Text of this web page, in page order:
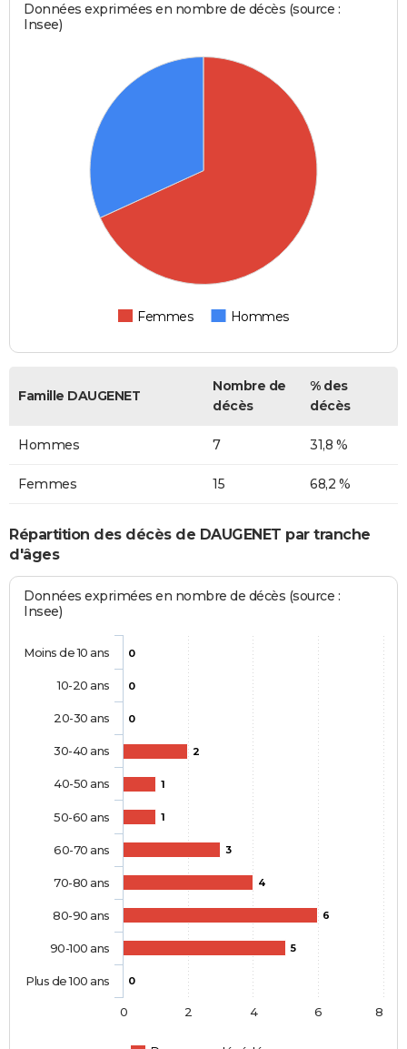
Données exprimées en nombre de décès (source :
Insee)
Femmes Hommes
Famille DAUGENET
Nombre de
décès
% des
décès
Hommes 7 31,8 %
Femmes 15 68,2 %
Répartition des décès de DAUGENET par tranche
d'âges
Données exprimées en nombre de décès (source :
Insee)
0
0
0
2
1
1
3
4
6
5
0
Moins de 10 ans
10-20 ans
20-30 ans
30-40 ans
40-50 ans
50-60 ans
60-70 ans
70-80 ans
80-90 ans
90-100 ans
Plus de 100 ans
0 2 4 6 8